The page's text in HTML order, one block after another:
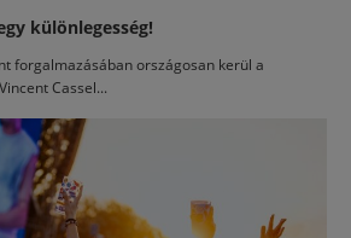
különlegesség!
forgalmazásában országosan kerül a
Cassel...